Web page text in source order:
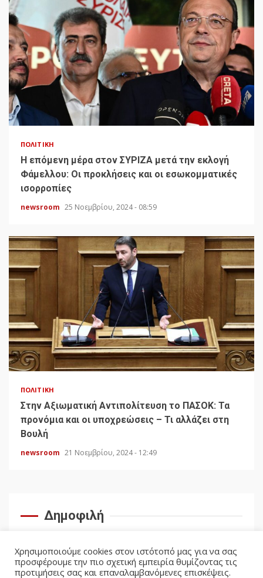
ΠΟΛΙΤΙΚΉ
H επόμενη μέρα στον ΣΥΡΙΖΑ μετά την εκλογή
Φάμελλου: Οι προκλήσεις και οι εσωκομματικές
ισορροπίες
newsroom 25 Νοεμβρίου, 2024 - 08:59
ΠΟΛΙΤΙΚΉ
Στην Αξιωματική Αντιπολίτευση το ΠΑΣΟΚ: Τα
προνόμια και οι υποχρεώσεις – Τι αλλάζει στη
Βουλή
newsroom 21 Νοεμβρίου, 2024 - 12:49
Δημοφιλή
Χρησιμοποιούμε cookies στον ιστότοπό μας για να σας
προσφέρουμε την πιο σχετική εμπειρία θυμίζοντας τις
προτιμήσεις σας και επαναλαμβανόμενες επισκέψεις.